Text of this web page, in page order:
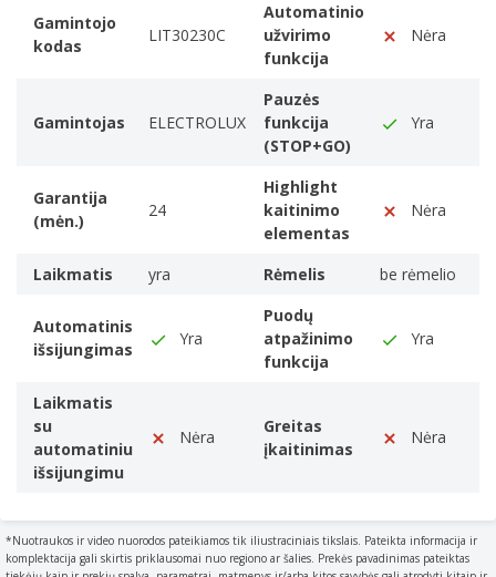
4-tos virimo / kepimo vietos skersmuo
210 mm
4-tos virimo / kepimo vietos galingumas
4 virimo / kepimo vietos stiprinimas
Produkto spalva
Juoda
Juoda
Prietaiso įrengimas
Įmontuoti
Viryklės plotis
29 cm
Viryklės tipas
Indukcinė viryklė, padalyta į sritis
Viršutinio paviršiaus tipas
Gamintojo
kodas
LIT30230C
Automatinio
užvirimo
funkcija
Nėra
Gamintojas ELECTROLUX
Pauzės
funkcija
(STOP+GO)
Yra
Garantija
(mėn.)
24
Highlight
kaitinimo
elementas
Nėra
Laikmatis yra Rėmelis be rėmelio
Automatinis
išsijungimas
Yra
Puodų
atpažinimo
funkcija
Yra
Laikmatis
su
automatiniu
išsijungimu
Nėra
Greitas
įkaitinimas
Nėra
*Nuotraukos ir video nuorodos pateikiamos tik iliustraciniais tikslais. Pateikta informacija ir
komplektacija gali skirtis priklausomai nuo regiono ar šalies. Prekės pavadinimas pateiktas